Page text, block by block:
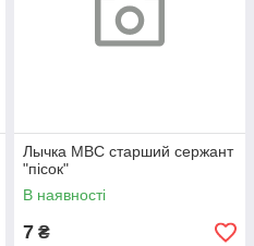
Лычка МВС старший сержант
"пісок"
В наявності
7 ₴